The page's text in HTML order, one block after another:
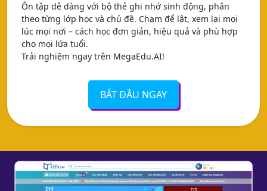
Ôn tập dễ dàng với bộ thẻ ghi nhớ sinh động, phân
theo từng lớp học và chủ đề. Chạm để lật, xem lại mọi
lúc mọi nơi – cách học đơn giản, hiệu quả và phù hợp
cho mọi lứa tuổi.
Trải nghiệm ngay trên MegaEdu.AI!
BẮT ĐẦU NGAY